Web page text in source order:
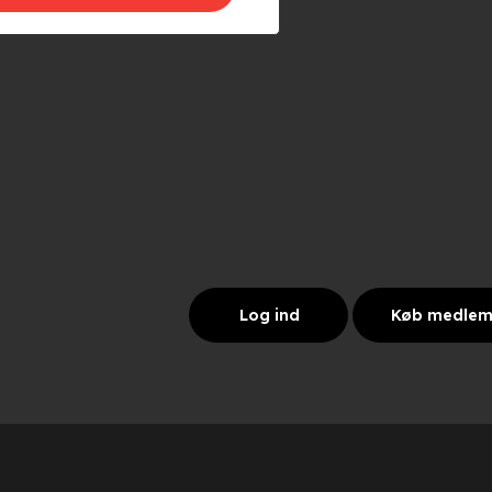
Log ind Køb